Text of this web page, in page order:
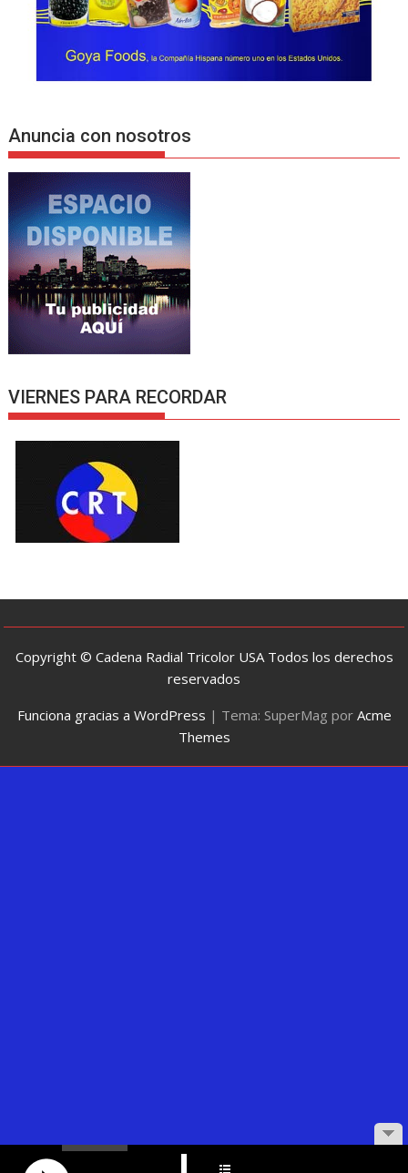
Anuncia con nosotros
VIERNES PARA RECORDAR
Copyright © Cadena Radial Tricolor USA Todos los derechos
reservados
Funciona gracias a WordPress | Tema: SuperMag por Acme
Themes